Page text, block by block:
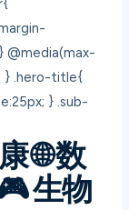
@media(max-
} .hero-title{
} .sub-
🌐 数
生物